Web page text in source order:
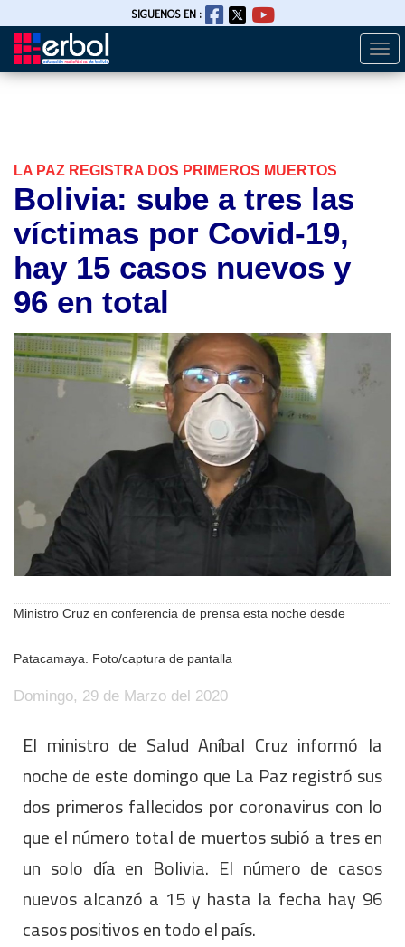
Pasar
SIGUENOS EN :
LA PAZ REGISTRA DOS PRIMEROS MUERTOS
Bolivia: sube a tres las
víctimas por Covid-19,
hay 15 casos nuevos y
96 en total
Ministro Cruz en conferencia de prensa esta noche desde
Patacamaya. Foto/captura de pantalla
Domingo, 29 de Marzo del 2020
El ministro de Salud Aníbal Cruz informó la
noche de este domingo que La Paz registró sus
dos primeros fallecidos por coronavirus con lo
que el número total de muertos subió a tres en
un solo día en Bolivia. El número de casos
nuevos alcanzó a 15 y hasta la fecha hay 96
casos positivos en todo el país.